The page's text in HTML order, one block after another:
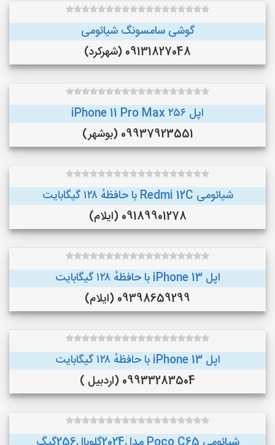
گوشی سامسونگ شیائومی
09131827048 (شهرکرد)
اپل iPhone 11 Pro Max ۲۵۶
09937923551 (بوشهر)
شیائومی Redmi 12C با حافظهٔ ۱۲۸ گیگابایت
09189901278 (ایلام)
اپل iPhone 13 با حافظهٔ ۱۲۸ گیگابایت
09398659299 (ایلام)
اپل iPhone 13 با حافظهٔ ۱۲۸ گیگابایت
09933283504 (اردبیل )